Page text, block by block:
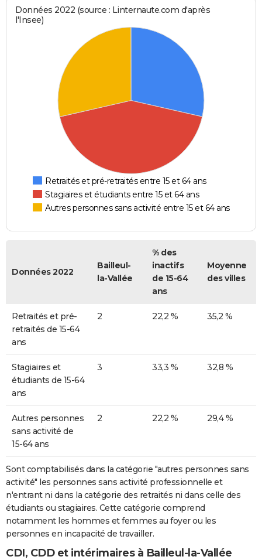
Données 2022 (source : Linternaute.com d'après
l'Insee)
Retraités et pré-retraités entre 15 et 64 ans
Stagiaires et étudiants entre 15 et 64 ans
Autres personnes sans activité entre 15 et 64 ans
Données 2022
Bailleul-
la-Vallée
% des
inactifs
de 15-64
ans
Moyenne
des villes
Retraités et pré-
retraités de 15-64
ans
2 22,2 % 35,2 %
Stagiaires et
étudiants de 15-64
ans
3 33,3 % 32,8 %
Autres personnes
sans activité de
15-64 ans
2 22,2 % 29,4 %
Sont comptabilisés dans la catégorie "autres personnes sans
activité" les personnes sans activité professionnelle et
n'entrant ni dans la catégorie des retraités ni dans celle des
étudiants ou stagiaires. Cette catégorie comprend
notamment les hommes et femmes au foyer ou les
personnes en incapacité de travailler.
CDI, CDD et intérimaires à Bailleul-la-Vallée